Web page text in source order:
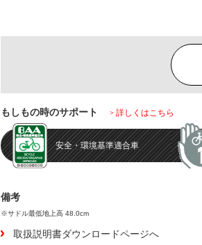
もしもの時のサポート 詳しくはこちら
安全・環境基準適合車
備考
※サドル最低地上高 48.0cm
取扱説明書ダウンロードページへ